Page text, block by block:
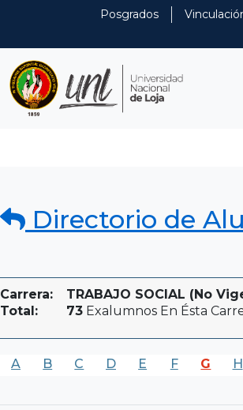
Posgrados
Directorio de
Carrera:
TRABAJO SOCIAL (No
Total:
73 Exalumnos En Ésta
A B C D E F G H